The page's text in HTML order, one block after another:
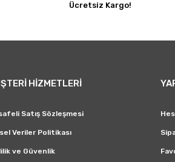
Ücretsiz Kargo!
HİZMETLERİ
Satış Sözleşmesi
Veriler Politikası
ve Güvenlik